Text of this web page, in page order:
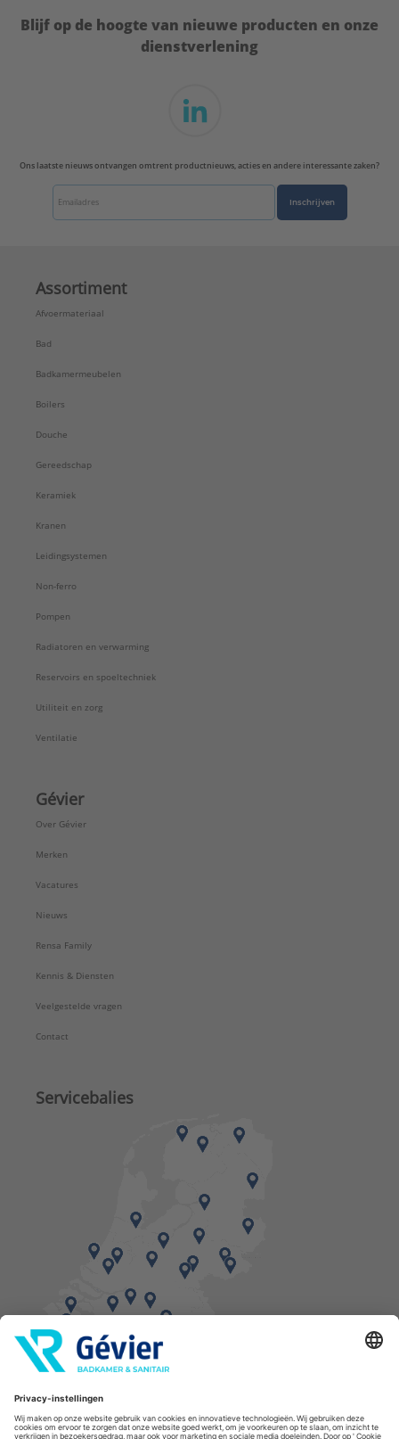
Blijf op de hoogte van nieuwe producten en onze
dienstverlening
Ons laatste nieuws ontvangen omtrent productnieuws, acties en andere interessante zaken?
Inschrijven
Assortiment
Afvoermateriaal
Bad
Badkamermeubelen
Boilers
Douche
Gereedschap
Keramiek
Kranen
Leidingsystemen
Non-ferro
Pompen
Radiatoren en verwarming
Reservoirs en spoeltechniek
Utiliteit en zorg
Ventilatie
Gévier
Over Gévier
Merken
Vacatures
Nieuws
Rensa Family
Kennis & Diensten
Veelgestelde vragen
Contact
Servicebalies
Vind een balie in de buurt
* Bestellingen geplaatst in het weekend worden, mits voorradig, dinsdag geleverd.